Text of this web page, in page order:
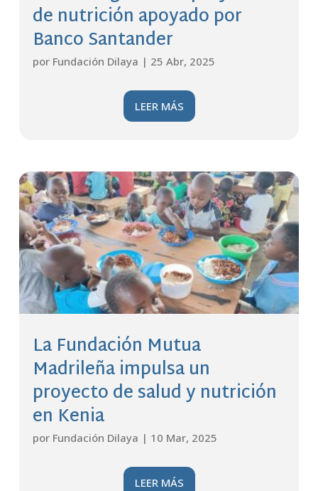
de nutrición apoyado por
Banco Santander
por Fundación Dilaya | 25 Abr, 2025
LEER MÁS
La Fundación Mutua
Madrileña impulsa un
proyecto de salud y nutrición
en Kenia
por Fundación Dilaya | 10 Mar, 2025
LEER MÁS